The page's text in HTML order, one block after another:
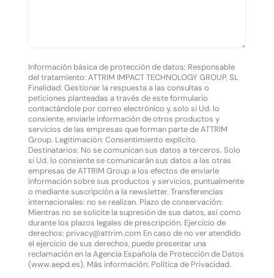
Información básica de protección de datos: Responsable
del tratamiento: ATTRIM IMPACT TECHNOLOGY GROUP, SL
Finalidad: Gestionar la respuesta a las consultas o
peticiones planteadas a través de este formulario
contactándole por correo electrónico y, solo si Ud. lo
consiente, enviarle información de otros productos y
servicios de las empresas que forman parte de ATTRIM
Group. Legitimación: Consentimiento explícito.
Destinatarios: No se comunican sus datos a terceros. Solo
si Ud. lo consiente se comunicarán sus datos a las otras
empresas de ATTRIM Group a los efectos de enviarle
información sobre sus productos y servicios, puntualmente
o mediante suscripción a la newsletter. Transferencias
internacionales: no se realizan. Plazo de conservación:
Mientras no se solicite la supresión de sus datos, así como
durante los plazos legales de prescripción. Ejercicio de
derechos: privacy@attrim.com En caso de no ver atendido
el ejercicio de sus derechos, puede presentar una
reclamación en la Agencia Española de Protección de Datos
(www.aepd.es). Más información: Política de Privacidad.